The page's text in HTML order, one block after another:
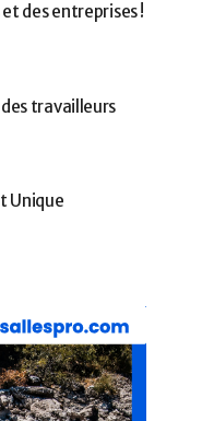
des entreprises !
travailleurs
Unique